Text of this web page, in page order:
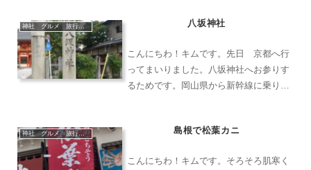
県美弥市秋芳町秋吉3449番地の1 で
神社 グルメ 旅行 猫 八坂神社
こんにちわ！キムです。先日 京都へ行
ってまいりました。八坂神社へお参りす
るためです。岡山県から新幹線に乗り、
た。晩御飯を何にしようかと思い先斗町
神社 グルメ 旅行 猫 島根で松葉カニ
こんにちわ！キムです。そろそろ肌寒く